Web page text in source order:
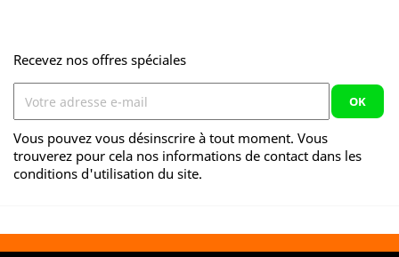
Recevez nos offres spéciales
Vous pouvez vous désinscrire à tout moment. Vous
trouverez pour cela nos informations de contact dans les
conditions d'utilisation du site.